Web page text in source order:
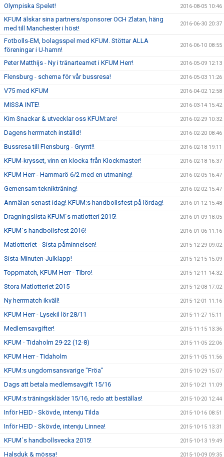
Olympiska Spelet! 2016-08-05 10:46
KFUM älskar sina partners/sponsorer OCH Zlatan, häng
med till Manchester i höst!
2016-06-30 20:37
Fotbolls-EM, bolagsspel med KFUM. Stöttar ALLA
föreningar i U-hamn!
2016-06-10 08:55
Peter Matthijs - Ny i tränarteamet i KFUM Herr! 2016-05-09 12:13
Flensburg - schema för vår bussresa! 2016-05-03 11:26
V75 med KFUM 2016-04-02 12:58
MISSA INTE! 2016-03-14 15:42
Kim Snackar & utvecklar oss KFUM:are! 2016-02-29 10:32
Dagens herrmatch inställd! 2016-02-20 08:46
Bussresa till Flensburg - Grymt!! 2016-02-18 19:11
KFUM-krysset, vinn en klocka från Klockmaster! 2016-02-18 16:37
KFUM Herr - Hammarö 6/2 med en utmaning! 2016-02-05 16:47
Gemensam teknikträning! 2016-02-02 15:47
Anmälan senast idag! KFUM:s handbollsfest på lördag! 2016-01-12 15:48
Dragningslista KFUM´s matlotteri 2015! 2016-01-09 18:05
KFUM´s handbollsfest 2016! 2016-01-06 11:16
Matlotteriet - Sista påminnelsen! 2015-12-29 09:02
Sista-Minuten-Julklapp! 2015-12-15 15:09
Toppmatch, KFUM Herr - Tibro! 2015-12-11 14:32
Stora Matlotteriet 2015 2015-12-08 17:02
Ny herrmatch ikväll! 2015-12-01 11:16
KFUM Herr - Lysekil lör 28/11 2015-11-27 15:11
Medlemsavgifter! 2015-11-15 13:36
KFUM - Tidaholm 29-22 (12-8) 2015-11-05 22:06
KFUM Herr - Tidaholm 2015-11-05 11:56
KFUM:s ungdomsansvarige "Fröa" 2015-10-29 15:07
Dags att betala medlemsavgift 15/16 2015-10-21 11:09
KFUM:s träningskläder 15/16, redo att beställas! 2015-10-20 12:44
Inför HEID - Skövde, intervju Tilda 2015-10-16 08:51
Inför HEID - Skövde, intervju Linnea! 2015-10-15 13:31
KFUM´s handbollsvecka 2015! 2015-10-13 19:49
Halsduk & mössa! 2015-10-09 09:35